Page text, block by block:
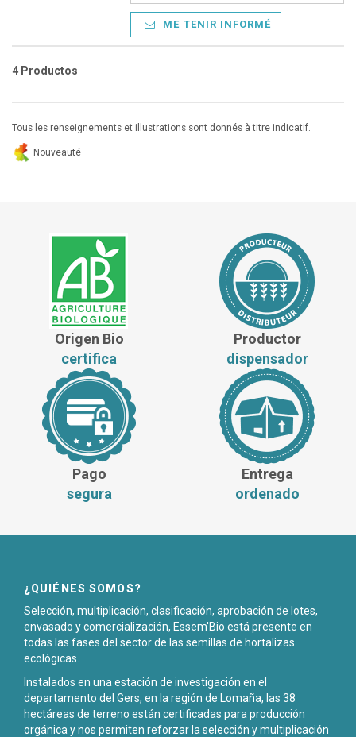
ME TENIR INFORMÉ
4 Productos
Tous les renseignements et illustrations sont donnés à titre indicatif.
Nouveauté
Origen Bio
certifica
Productor
dispensador
Pago
segura
Entrega
ordenado
¿QUIÉNES SOMOS?
Selección, multiplicación, clasificación, aprobación de lotes,
envasado y comercialización, Essem'Bio está presente en
todas las fases del sector de las semillas de hortalizas
ecológicas.
Instalados en una estación de investigación en el
departamento del Gers, en la región de Lomaña, las 38
hectáreas de terreno están certificadas para producción
orgánica y nos permiten reforzar la selección y multiplicación